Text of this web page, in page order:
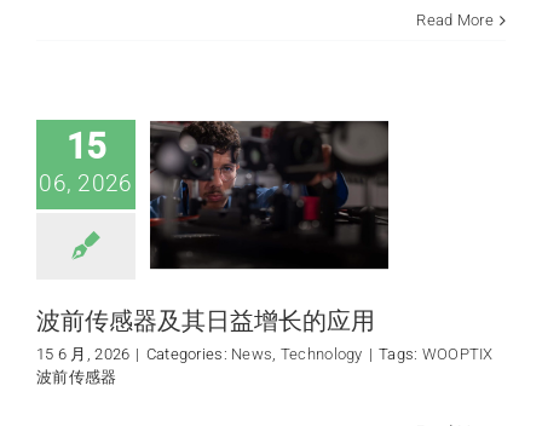
Read More
15
06, 2026
波前传感器及其日益增长的应用
15 6 月, 2026 | Categories: News, Technology | Tags: WOOPTIX
波前传感器